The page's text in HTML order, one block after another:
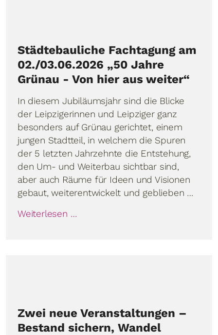
Städtebauliche Fachtagung am
02./03.06.2026 „50 Jahre
Grünau - Von hier aus weiter“
In diesem Jubiläumsjahr sind die Blicke
der Leipzigerinnen und Leipziger ganz
besonders auf Grünau gerichtet, einem
jungen Stadtteil, in welchem die Spuren
der 5 letzten Jahrzehnte die Entstehung,
den Um- und Weiterbau sichtbar sind,
aber auch Räume für Ideen und Visionen
gebaut, weiterentwickelt und geblieben …
Weiterlesen …
Zwei neue Veranstaltungen –
Bestand sichern, Wandel